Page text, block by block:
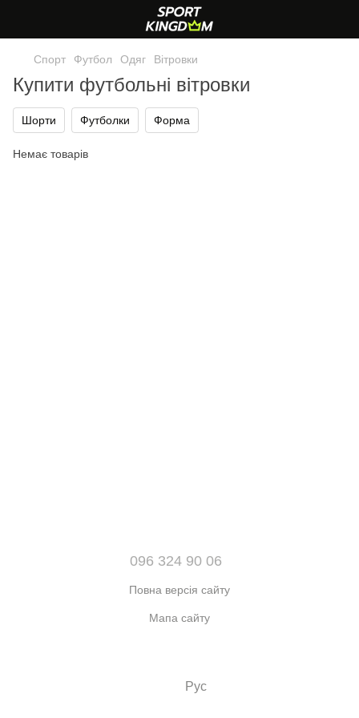
Спорт Футбол Одяг Вітровки
Купити футбольні вітровки
Шорти Футболки Форма
Немає товарів
096 324 90 06
Повна версія сайту
Мапа сайту
Рус